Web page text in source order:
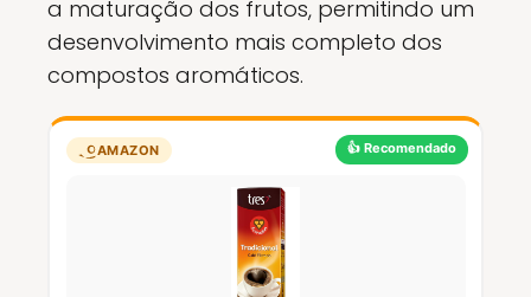
a maturação dos frutos, permitindo um
desenvolvimento mais completo dos
compostos aromáticos.
👍 Recomendado
AMAZON